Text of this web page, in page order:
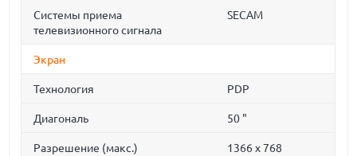
Системы приема
телевизионного сигнала
SECAM
Экран
Технология PDP
Диагональ 50 "
Разрешение (макс.) 1366 x 768